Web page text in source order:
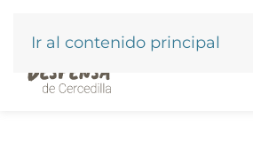
Ir al contenido principal